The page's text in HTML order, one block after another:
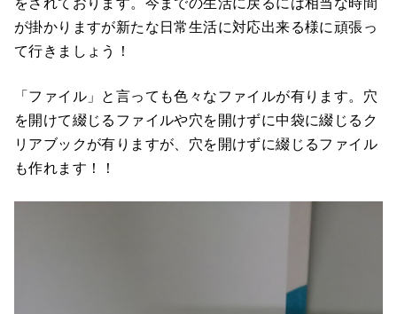
が掛かりますが新たな日常生活に対応出来る様に頑張っ
て行きましょう！
「ファイル」と言っても色々なファイルが有ります。穴
を開けて綴じるファイルや穴を開けずに中袋に綴じるク
リアブックが有りますが、穴を開けずに綴じるファイル
も作れます！！